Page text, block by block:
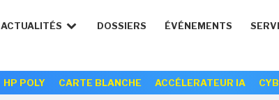
ACTUALITÉS DOSSIERS ÉVÉNEMENTS
HP POLY CARTE BLANCHE ACCÉLERATEUR IA